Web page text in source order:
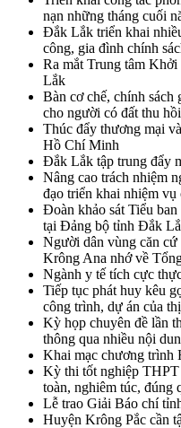
nạn những tháng cuối
Đắk Lắk triển khai
công, gia đình chính
Ra mắt Trung tâm
Lắk
Bàn cơ chế, chính sách
cho người có đất thu hồi
Thúc đẩy thương mại
Hồ Chí Minh
Đắk Lắk tập trung đẩy
Nâng cao trách nhiệm
đạo triển khai nhiệm vụ
Đoàn khảo sát Tiểu
tại Đảng bộ tỉnh Đắk
Người dân vùng căn
Krông Ana nhớ về
Ngành y tế tích cực
Tiếp tục phát huy kêu
công trình, dự án của
Kỳ họp chuyên đề lần
thông qua nhiều nội
Khai mạc chương trình
Kỳ thi tốt nghiệp
toàn, nghiêm túc, đúng
Lễ trao Giải Báo chí
Huyện Krông Pắc cần